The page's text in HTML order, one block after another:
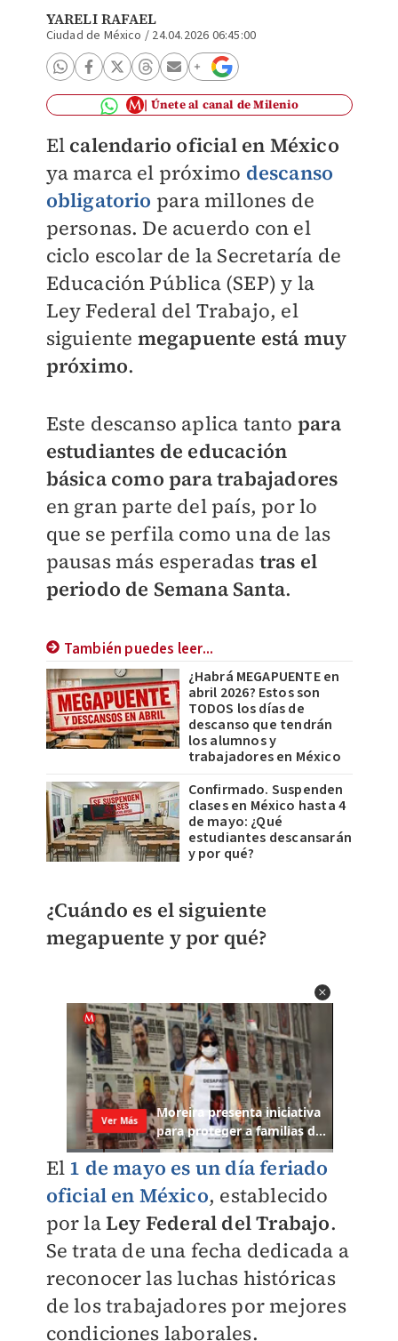
YARELI RAFAEL
Ciudad de México / 24.04.2026 06:45:00
Únete al canal de Milenio
Elcalendario oficial en México
ya marca el próximo descanso
obligatorio para millones de
personas. De acuerdo con el
ciclo escolar de la Secretaría de
Educación Pública (SEP) y la
Ley Federal del Trabajo, el
siguiente megapuente está muy
próximo.
Este descanso aplica tanto para
estudiantes de educación
básica como para trabajadores
en gran parte del país, por lo
que se perfila como una de las
pausas más esperadas tras el
periodo de Semana Santa.
También puedes leer...
¿Habrá MEGAPUENTE en
abril 2026? Estos son
TODOS los días de
descanso que tendrán
los alumnos y
trabajadores en México
Confirmado. Suspenden
clases en México hasta 4
de mayo: ¿Qué
estudiantes descansarán
y por qué?
¿Cuándo es el siguiente
megapuente y por qué?
El 1 de mayo es un día feriado
oficial en México, establecido
por laLey Federal del Trabajo.
Se trata de una fecha dedicada a
reconocer las luchas históricas
de los trabajadores por mejores
condiciones laborales.